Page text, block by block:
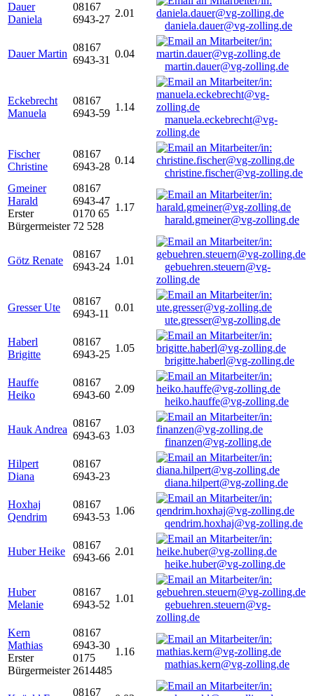
Dauer
Daniela
08167
6943-27
2.01
daniela.dauer@vg-zolling.de
Dauer Martin
08167
6943-31
0.04
martin.dauer@vg-zolling.de
Eckebrecht
Manuela
08167
6943-59
1.14
manuela.eckebrecht@vg-
zolling.de
Fischer
Christine
08167
6943-28
0.14
christine.fischer@vg-zolling.de
Gmeiner
Harald
Erster
Bürgermeister
08167
6943-47
0170 65
72 528
1.17
harald.gmeiner@vg-zolling.de
Götz Renate
08167
6943-24
1.01
gebuehren.steuern@vg-
zolling.de
Gresser Ute
08167
6943-11
0.01
ute.gresser@vg-zolling.de
Haberl
Brigitte
08167
6943-25
1.05
brigitte.haberl@vg-zolling.de
Hauffe
Heiko
08167
6943-60
2.09
heiko.hauffe@vg-zolling.de
Hauk Andrea
08167
6943-63
1.03
finanzen@vg-zolling.de
Hilpert
Diana
08167
6943-23
diana.hilpert@vg-zolling.de
Hoxhaj
Qendrim
08167
6943-53
1.06
qendrim.hoxhaj@vg-zolling.de
Huber Heike
08167
6943-66
2.01
heike.huber@vg-zolling.de
Huber
Melanie
08167
6943-52
1.01
gebuehren.steuern@vg-
zolling.de
Kern
Mathias
Erster
Bürgermeister
08167
6943-30
0175
2614485
1.16
mathias.kern@vg-zolling.de
08167